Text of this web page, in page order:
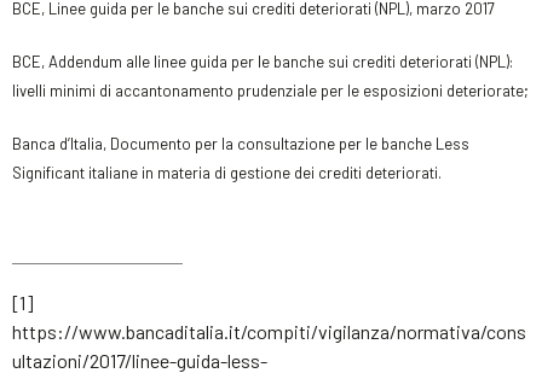
BCE, Linee guida per le banche sui crediti deteriorati (NPL), marzo 2017
BCE, Addendum alle linee guida per le banche sui crediti deteriorati (NPL):
livelli minimi di accantonamento prudenziale per le esposizioni deteriorate;
Banca d’Italia, Documento per la consultazione per le banche Less
Significant italiane in materia di gestione dei crediti deteriorati.
[1]
https://www.bancaditalia.it/compiti/vigilanza/normativa/cons
ultazioni/2017/linee-guida-less-